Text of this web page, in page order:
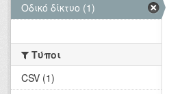
Οδικό δίκτυο (1)
Τύποι
CSV (1)